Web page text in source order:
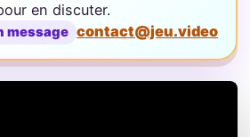
en discuter.
message contact@jeu.video